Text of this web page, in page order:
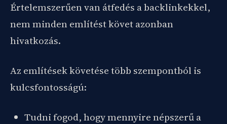
Értelemszerűen van átfedés a backlinkekkel,
nem minden említést követ azonban
hivatkozás.
Az említések követése több szempontból is
kulcsfontosságú:
Tudni fogod, hogy mennyire népszerű a